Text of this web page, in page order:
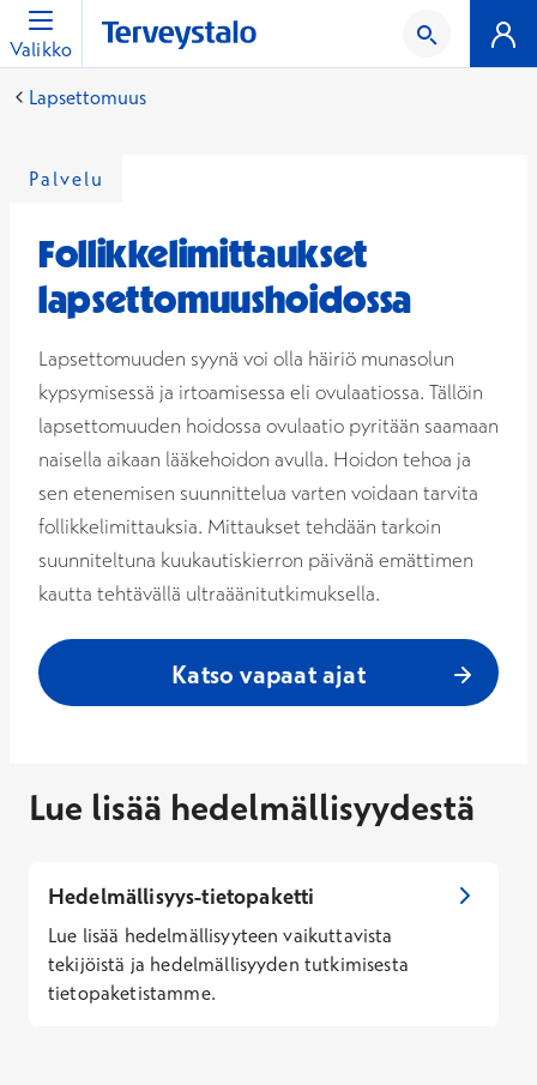
Valikko
Lapsettomuus
Palvelu
Follikkelimittaukset
lapsettomuushoidossa
Lapsettomuuden syynä voi olla häiriö munasolun
kypsymisessä ja irtoamisessa eli ovulaatiossa. Tällöin
lapsettomuuden hoidossa ovulaatio pyritään saamaan
naisella aikaan lääkehoidon avulla. Hoidon tehoa ja
sen etenemisen suunnittelua varten voidaan tarvita
follikkelimittauksia. Mittaukset tehdään tarkoin
suunniteltuna kuukautiskierron päivänä emättimen
kautta tehtävällä ultraäänitutkimuksella.
Katso vapaat ajat
Lue lisää hedelmällisyydestä
Hedelmällisyys-tietopaketti
Lue lisää hedelmällisyyteen vaikuttavista
tekijöistä ja hedelmällisyyden tutkimisesta
tietopaketistamme.